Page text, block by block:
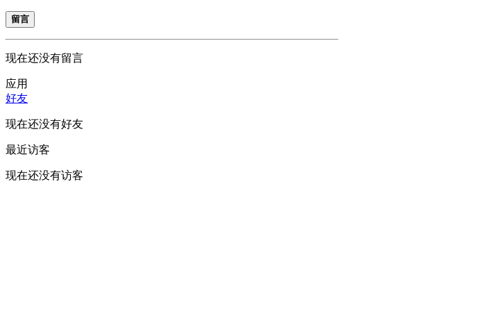
留言
现在还没有留言
应用
好友
现在还没有好友
最近访客
现在还没有访客